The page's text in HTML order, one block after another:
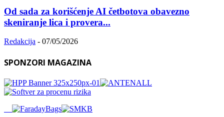
Od sada za korišćenje AI četbotova obavezno
skeniranje lica i provera...
Redakcija - 07/05/2026
SPONZORI MAGAZINA